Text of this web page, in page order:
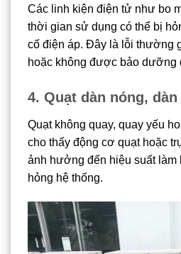
Các linh kiện điện tử như bo
thời gian sử dụng có thể bị
cố điện áp. Đây là lỗi thường
hoặc không được bảo dưỡng
4. Quạt dàn nóng,
Quạt không quay, quay yếu
cho thấy động cơ quạt hoặc
ảnh hưởng đến hiệu suất làm
hỏng hệ thống.